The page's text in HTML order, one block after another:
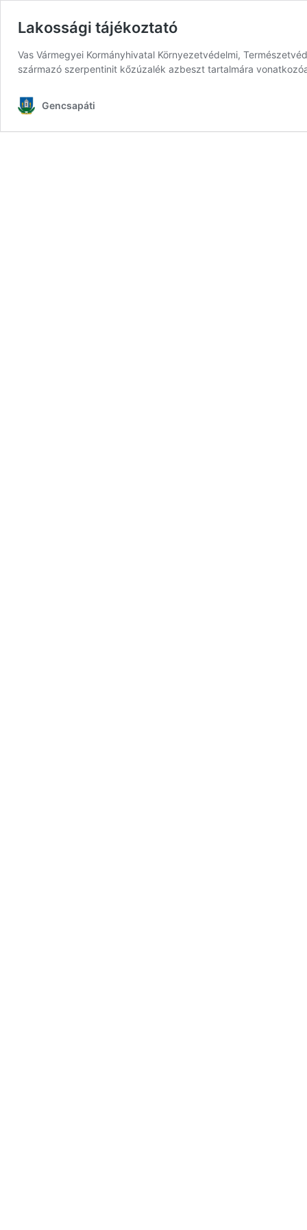
Lakossági tájékoztató
Vas Vármegyei Kormányhivatal Környezetvédelmi,
származó szerpentinit kőzúzalék azbeszt tartalmára
Gencsapáti